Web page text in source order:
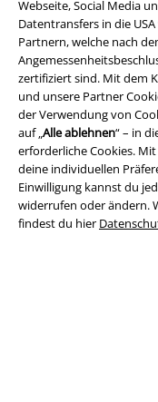
Webseite, Social Media
Datentransfers in die
Partnern, welche nach
zertifiziert sind. Mit dem
und unsere Partner
der Verwendung von
auf „Alle ablehnen“ – in
erforderliche Cookies.
deine individuellen
Einwilligung kannst du
widerrufen oder ändern.
findest du hier
Rechtliches
AGB
Impressum
Datenschutz
Entsorgung und